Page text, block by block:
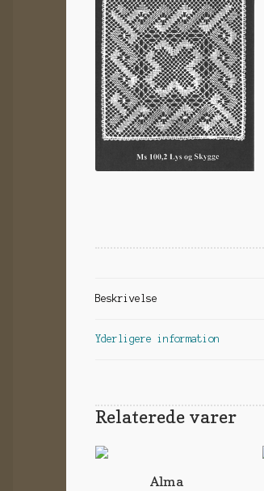
Beskrivelse
Yderligere information
Relaterede varer
Alma